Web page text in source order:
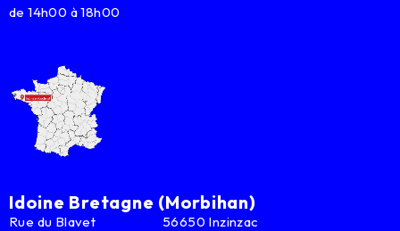
de 14h00 à 18h00
Idoine Bretagne (Morbihan)
Rue du Blavet 56650 Inzinzac